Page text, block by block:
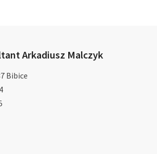
Arkadiusz Malczyk
Bibice